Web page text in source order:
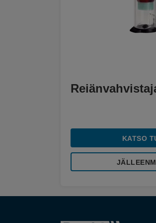
KATSO